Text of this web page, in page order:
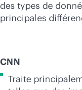
des types de
principales
CNN
Traite